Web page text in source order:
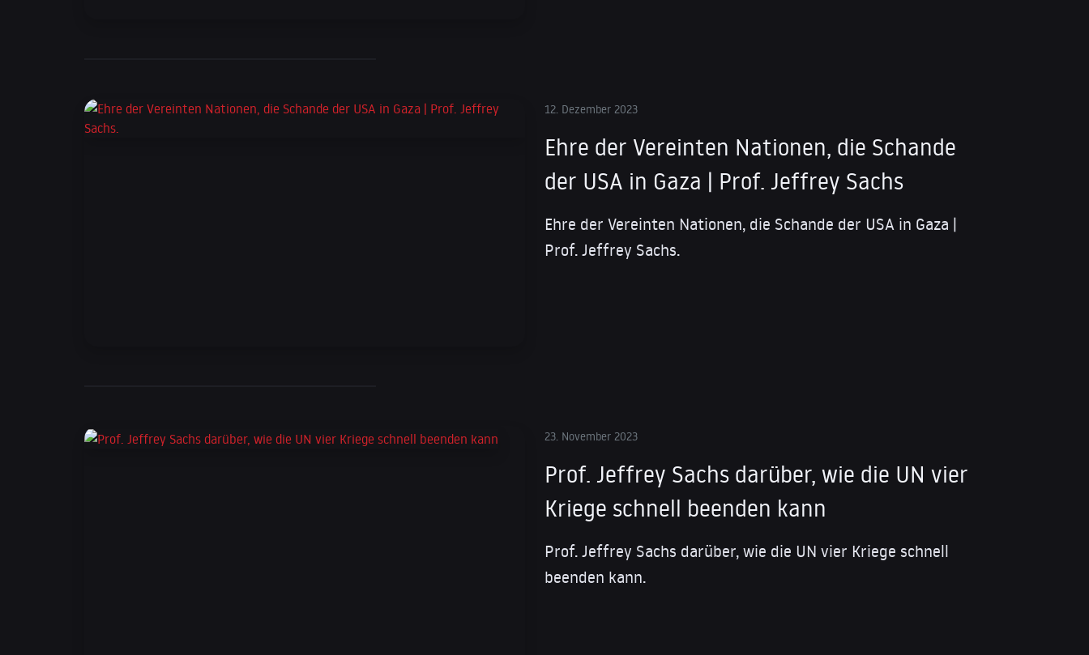
12. Dezember 2023
Ehre der Vereinten Nationen, die Schande
der USA in Gaza | Prof. Jeffrey Sachs
Ehre der Vereinten Nationen, die Schande der USA in Gaza |
Prof. Jeffrey Sachs.
23. November 2023
Prof. Jeffrey Sachs darüber, wie die UN vier
Kriege schnell beenden kann
Prof. Jeffrey Sachs darüber, wie die UN vier Kriege schnell
beenden kann.